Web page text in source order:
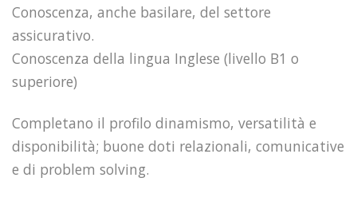
Conoscenza, anche basilare, del settore
assicurativo.
Conoscenza della lingua Inglese (livello B1 o
superiore)
Completano il profilo dinamismo, versatilità e
disponibilità; buone doti relazionali, comunicative
e di problem solving.